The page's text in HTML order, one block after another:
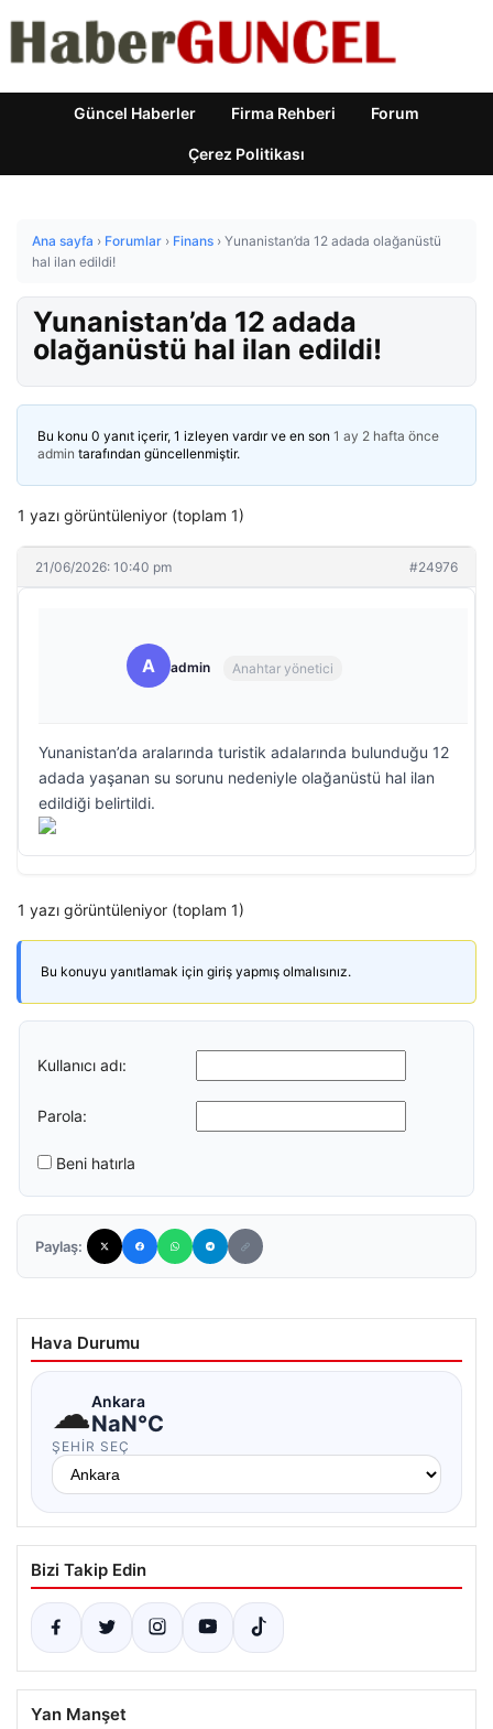
Güncel Haberler Firma Rehberi Forum
Çerez Politikası
Ana sayfa › Forumlar › Finans › Yunanistan’da 12 adada olağanüstü
hal ilan edildi!
Yunanistan’da 12 adada
olağanüstü hal ilan edildi!
Bu konu 0 yanıt içerir, 1 izleyen vardır ve en son 1 ay 2 hafta önce
admin tarafından güncellenmiştir.
1 yazı görüntüleniyor (toplam 1)
21/06/2026: 10:40 pm #24976
A admin Anahtar yönetici
Yunanistan’da aralarında turistik adalarında bulunduğu 12
adada yaşanan su sorunu nedeniyle olağanüstü hal ilan
edildiği belirtildi.
1 yazı görüntüleniyor (toplam 1)
Bu konuyu yanıtlamak için giriş yapmış olmalısınız.
Kullanıcı adı:
Parola:
Beni hatırla
Paylaş:
Hava Durumu
☁Ankara
NaN°C
ŞEHIR SEÇ
Bizi Takip Edin
Yan Manşet